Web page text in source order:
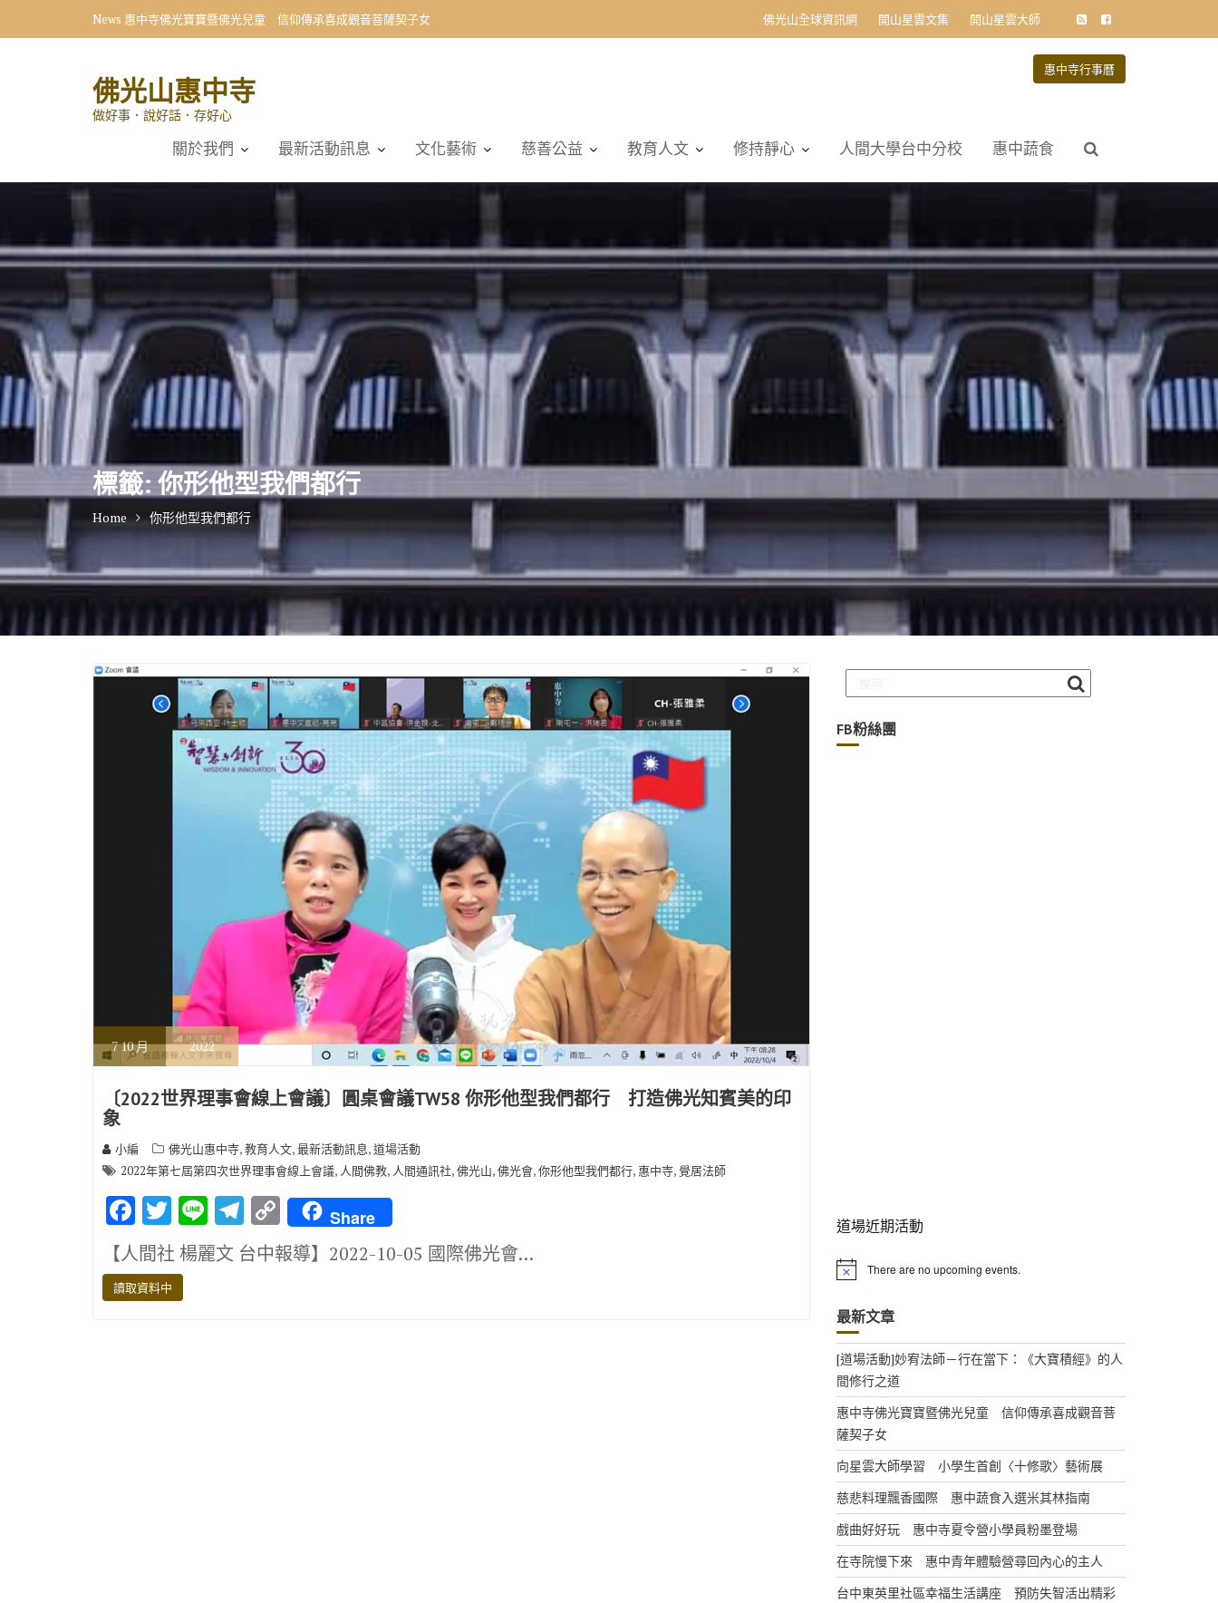
News 惠中寺佛光寶寶暨佛光兒童 信仰傳承喜成觀音菩薩契子女 佛光山全球資訊網 開山星雲文集 開山星雲大師
佛光山惠中寺
做好事．說好話．存好心
惠中寺行事曆
關於我們 最新活動訊息 文化藝術 慈善公益 教育人文 修持靜心 人間大學台中分校 惠中蔬食
標籤: 你形他型我們都行
Home 你形他型我們都行
710 月 2022
〔2022世界理事會線上會議〕圓桌會議TW58 你形他型我們都行 打造佛光知賓美的印
象
小編 佛光山惠中寺,教育人文,最新活動訊息,道場活動
2022年第七屆第四次世界理事會線上會議, 人間佛教, 人間通訊社,佛光山,佛光會,你形他型我們都行, 惠中寺, 覺居法師
F
ac
e
b
T
w
it
te
Li
n
e
T
el
e
C
o
p
Share
【人間社 楊麗文 台中報導】2022-10-05 國際佛光會…
讀取資料中
FB粉絲團
道場近期活動
N
i
c
e
There are no upcoming events.
最新文章
[道場活動]妙宥法師－行在當下：《大寶積經》的人
間修行之道
惠中寺佛光寶寶暨佛光兒童 信仰傳承喜成觀音菩
薩契子女
向星雲大師學習 小學生首創〈十修歌〉藝術展
慈悲料理飄香國際 惠中蔬食入選米其林指南
戲曲好好玩 惠中寺夏令營小學員粉墨登場
在寺院慢下來 惠中青年體驗營尋回內心的主人
台中東英里社區幸福生活講座 預防失智活出精彩